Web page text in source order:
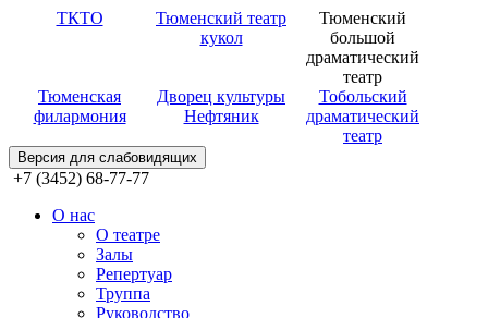
ТКТО
Тюменский театр
кукол
Тюменский
большой
драматический
театр
Тюменская
филармония
Дворец культуры
Нефтяник
Тобольский
драматический
театр
Версия для слабовидящих
+7 (3452) 68-77-77
О нас
О театре
Залы
Репертуар
Труппа
Руководство